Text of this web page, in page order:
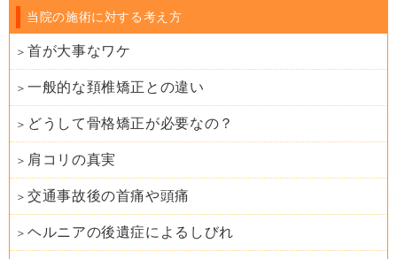
当院の施術に対する考え方
首が大事なワケ
一般的な頚椎矯正との違い
どうして骨格矯正が必要なの？
肩コリの真実
交通事故後の首痛や頭痛
ヘルニアの後遺症によるしびれ